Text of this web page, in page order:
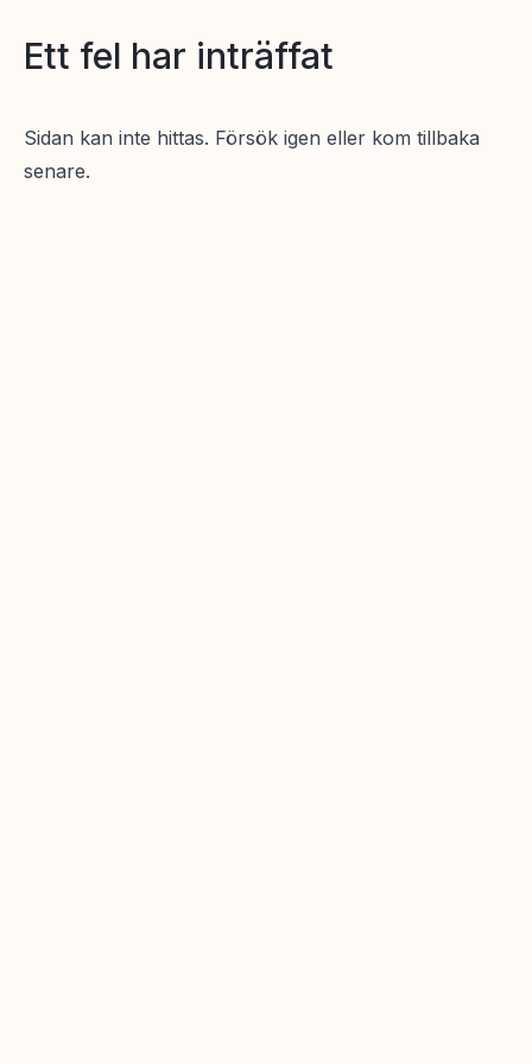
Ett fel har inträffat
Sidan kan inte hittas. Försök igen eller kom tillbaka
senare.